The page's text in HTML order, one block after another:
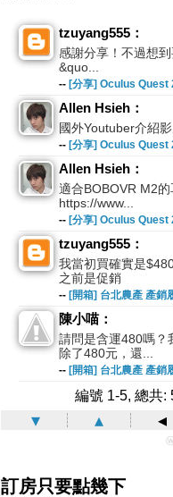
tzuyang555：
感謝分享！不過想
&quo...
-- [分享] Oculus Quest
Allen Hsieh：
國外Youtuber介紹影
-- [分享] Oculus Quest
Allen Hsieh：
適合BOBOVR M2的
https://www...
-- [分享] Oculus Quest
tzuyang555：
我當初買確實是
之前是促銷
-- [開箱] 台北農產 產銷
陳小喵：
請問是含運480嗎？
除了480元，還...
-- [開箱] 台北農產 產銷
編號 1-5, 總共:
▾ ▴ ◂
ⓦ
訂房只要點幾下